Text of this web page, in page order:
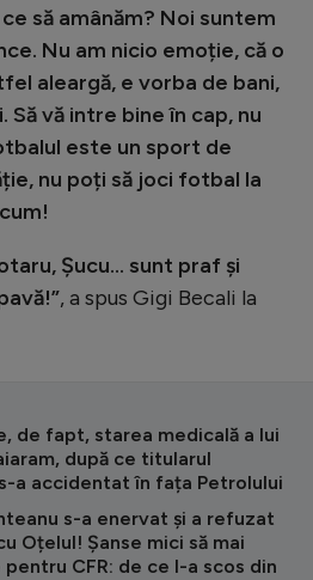
să amânăm? Noi suntem
Nu am nicio emoție, că o
aleargă, e vorba de bani,
Să vă intre bine în cap, nu
este un sport de
nu poți să joci fotbal la
Șucu… sunt praf și
, a spus Gigi Becali la
de fapt, starea medicală a lui
după ce titularul
a accidentat în fața Petrolului
s-a enervat și a refuzat
Oțelul! Șanse mici să mai
CFR: de ce l-a scos din